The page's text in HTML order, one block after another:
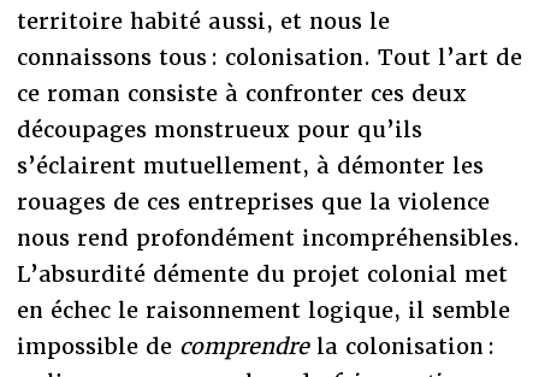
territoire habité aussi, et nous le
connaissons tous : colonisation. Tout l’art de
ce roman consiste à confronter ces deux
découpages monstrueux pour qu’ils
s’éclairent mutuellement, à démonter les
rouages de ces entreprises que la violence
nous rend profondément incompréhensibles.
L’absurdité démente du projet colonial met
en échec le raisonnement logique, il semble
impossible de comprendre la colonisation :